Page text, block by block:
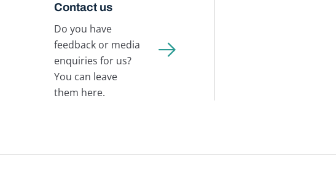
Contact us
Do you have
feedback or media
enquiries for us?
You can leave
them here.